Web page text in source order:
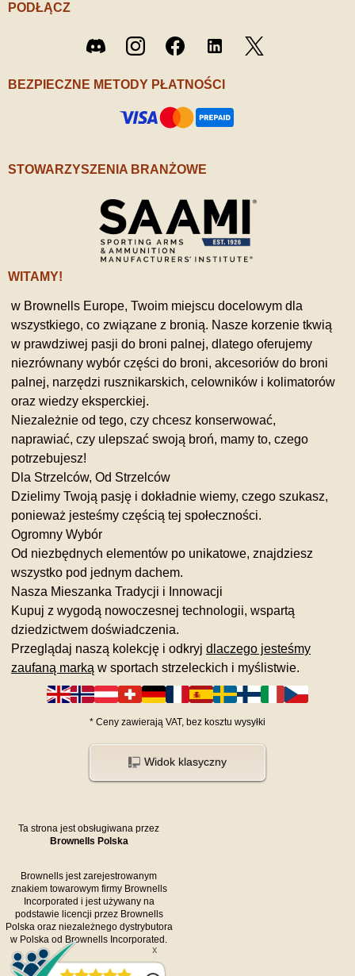
PODŁĄCZ
Discord Instagram Facebook LinkedIn
BEZPIECZNE METODY PŁATNOŚCI
STOWARZYSZENIA BRANŻOWE
WITAMY!
w Brownells Europe, Twoim miejscu docelowym dla
wszystkiego, co związane z bronią. Nasze korzenie tkwią
w prawdziwej pasji do broni palnej, dlatego oferujemy
niezrównany wybór części do broni, akcesoriów do broni
palnej, narzędzi rusznikarskich, celowników i kolimatorów
oraz wiedzy eksperckiej.
Niezależnie od tego, czy chcesz konserwować,
naprawiać, czy ulepszać swoją broń, mamy to, czego
potrzebujesz!
Dla Strzelców, Od Strzelców
Dzielimy Twoją pasję i dokładnie wiemy, czego szukasz,
ponieważ jesteśmy częścią tej społeczności.
Ogromny Wybór
Od niezbędnych elementów po unikatowe, znajdziesz
wszystko pod jednym dachem.
Nasza Mieszanka Tradycji i Innowacji
Kupuj z wygodą nowoczesnej technologii, wspartą
dziedzictwem doświadczenia.
Przeglądaj naszą kolekcję i odkryj dlaczego jesteśmy
zaufaną marką w sportach strzeleckich i myślistwie.
* Ceny zawierają VAT, bez kosztu wysyłki
Widok klasyczny
Ta strona jest obsługiwana przez
Brownells Polska
Brownells jest zarejestrowanym
znakiem towarowym firmy Brownells
Incorporated i jest używany na
podstawie licencji przez Brownells
Polska oraz niezależnego dystrybutora
w Polska od Brownells Incorporated.